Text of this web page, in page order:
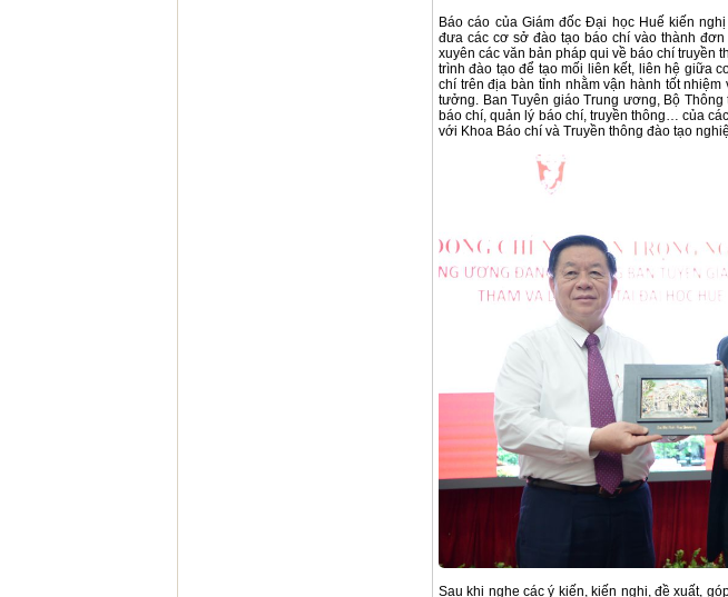
Báo cáo của Giám đốc Đại học Huế kiến
đưa các cơ sở đào tạo báo chí vào thành
xuyên các văn bản pháp qui về báo chí truyền
trình đào tạo để tạo mối liên kết, liên hệ giữa
chí trên địa bàn tỉnh nhằm vận hành tốt
tưởng. Ban Tuyên giáo Trung ương, Bộ
báo chí, quản lý báo chí, truyền thông… của
với Khoa Báo chí và Truyền thông đào tạo
Sau khi nghe các ý kiến, kiến nghị, đề xuất,